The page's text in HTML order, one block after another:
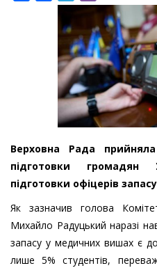
Верховна Рада
підготовки
підготовки офіцерів
Як зазначив голова
Михайло Радуцький наразі
запасу у медичних вишах є
лише 5% студентів,